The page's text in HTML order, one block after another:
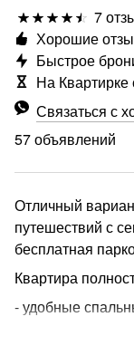
7
Связаться с
57 объявлений
Хорошие
Быстрое
На Квартирке
Отличный
путешествий с
бесплатная
Квартира
- удобные
- полностью